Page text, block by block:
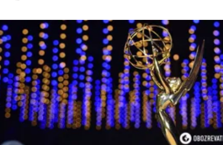
Polityka
Społeczeństwo
Wojna na Ukrainie
Świat